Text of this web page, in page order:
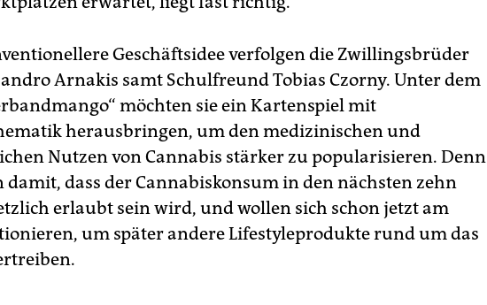
Geschäftsidee verfolgen die Zwillingsbrüder
Arnakis samt Schulfreund Tobias Czorny. Unter dem
möchten sie ein Kartenspiel mit
herausbringen, um den medizinischen und
Nutzen von Cannabis stärker zu popularisieren. Denn
damit, dass der Cannabiskonsum in den nächsten zehn
erlaubt sein wird, und wollen sich schon jetzt am
um später andere Lifestyleprodukte rund um das